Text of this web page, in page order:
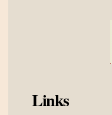
Links